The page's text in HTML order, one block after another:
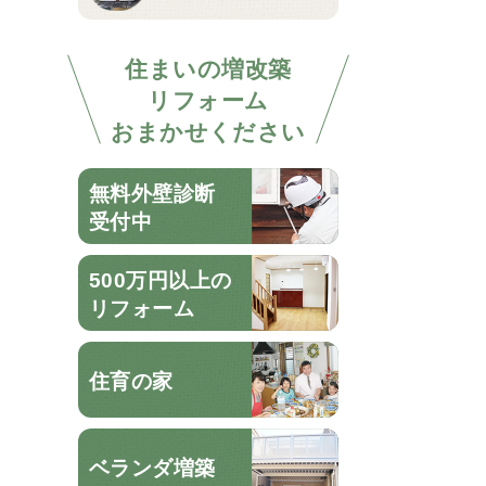
住まいの増改築
リフォーム
おまかせください
無料外壁診断
受付中
500万円以上の
リフォーム
住育の家
ベランダ増築